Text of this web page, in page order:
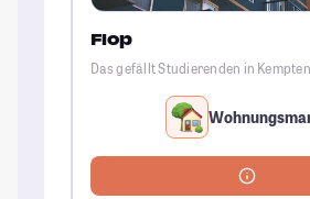
Flop
Das gefällt Studierenden in